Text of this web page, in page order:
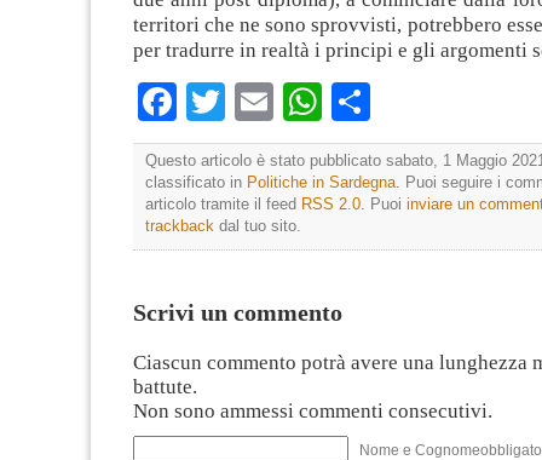
territori che ne sono sprovvisti, potrebbero
per tradurre in realtà i principi e gli argomenti
Facebook
TwitterEmailWhatsApp
Questo articolo è stato pubblicato sabato, 1 Maggio
classificato in Politiche in Sardegna . Puoi seguire i
articolo tramite il feed RSS 2.0 . Puoi inviare un
trackback dal tuo sito.
Scrivi un commento
Ciascun commento potrà avere una lunghezza
battute.
Non sono ammessi commenti consecutivi.
Nome e